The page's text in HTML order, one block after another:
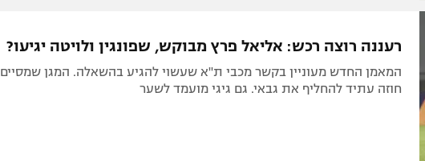
רעננה רוצה רכש: אליאל פרץ מבוקש, שפונגין ולויטה יגיעו?
המאמן החדש מעוניין בקשר מכבי ת"א שעשוי להגיע בהשאלה. המגן שמסיים
חוזה עתיד להחליף את גבאי. גם גיגי מועמד לשער